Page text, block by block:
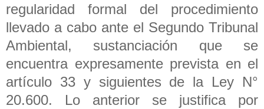
regularidad formal del procedimiento
llevado a cabo ante el Segundo Tribunal
Ambiental, sustanciación que se
encuentra expresamente prevista en el
artículo 33 y siguientes de la Ley N°
20.600. Lo anterior se justifica por